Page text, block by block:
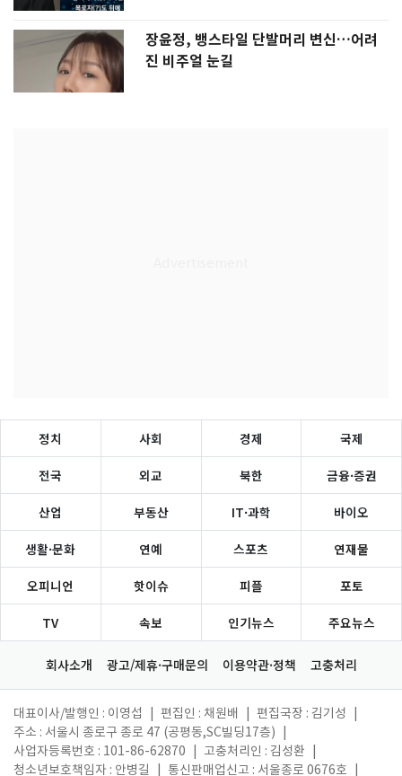
장윤정, 뱅스타일 단발머리 변신…어려
진 비주얼 눈길
정치 사회 경제 국제
전국 외교 북한 금융·증권
산업 부동산 IT·과학 바이오
생활·문화 연예 스포츠 연재물
오피니언 핫이슈 피플 포토
TV 속보 인기뉴스 주요뉴스
회사소개 광고/제휴·구매문의 이용약관·정책 고충처리
대표이사/발행인 : 이영섭 편집인 : 채원배 편집국장 : 김기성
주소 : 서울시 종로구 종로 47 (공평동,SC빌딩17층)
사업자등록번호 : 101-86-62870
고충처리인 : 김성환
청소년보호책임자 : 안병길
통신판매업신고 : 서울종로 0676호